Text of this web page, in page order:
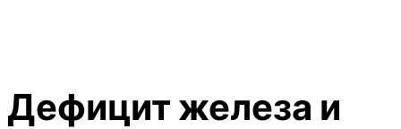
Дефицит железа и